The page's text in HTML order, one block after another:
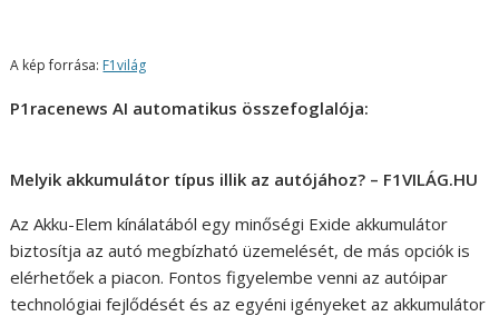
A kép forrása: F1világ
P1racenews AI automatikus összefoglalója:
Melyik akkumulátor típus illik az autójához? – F1VILÁG.HU
Az Akku-Elem kínálatából egy minőségi Exide akkumulátor
biztosítja az autó megbízható üzemelését, de más opciók is
elérhetőek a piacon. Fontos figyelembe venni az autóipar
technológiai fejlődését és az egyéni igényeket az akkumulátor